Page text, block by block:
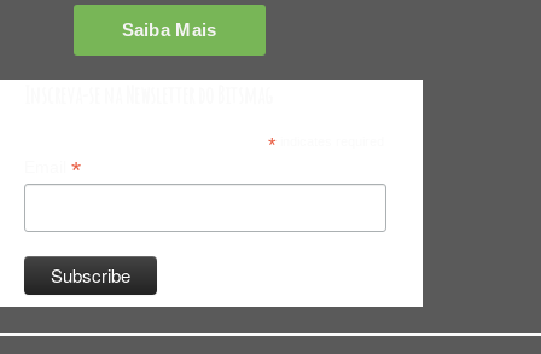
*indicates required
*